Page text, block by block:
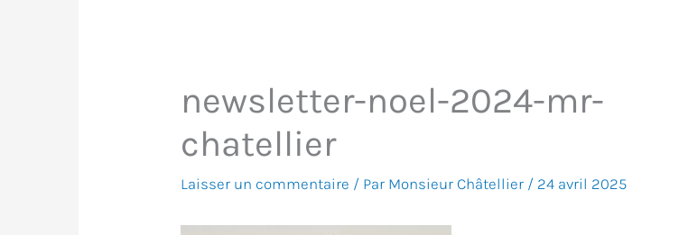
newsletter-noel-2024-mr-
chatellier
Laisser un commentaire / Par Monsieur Châtellier / 24 avril 2025